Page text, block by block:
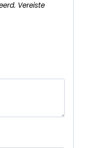
Vereiste